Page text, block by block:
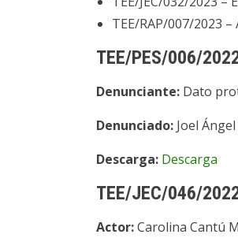
TEE/RAP/007/2023
TEE/PES/006/
Denunciante: Dato
Denunciado: Joel
Descarga: Descarga
TEE/JEC/046/
Actor:Carolina Cantú